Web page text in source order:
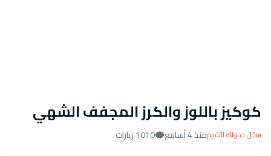
كوكيز باللوز والكرز المجفف الشهي
سجّل دخولك للتقييممنذ 4 أسابيع 1010 زيارات